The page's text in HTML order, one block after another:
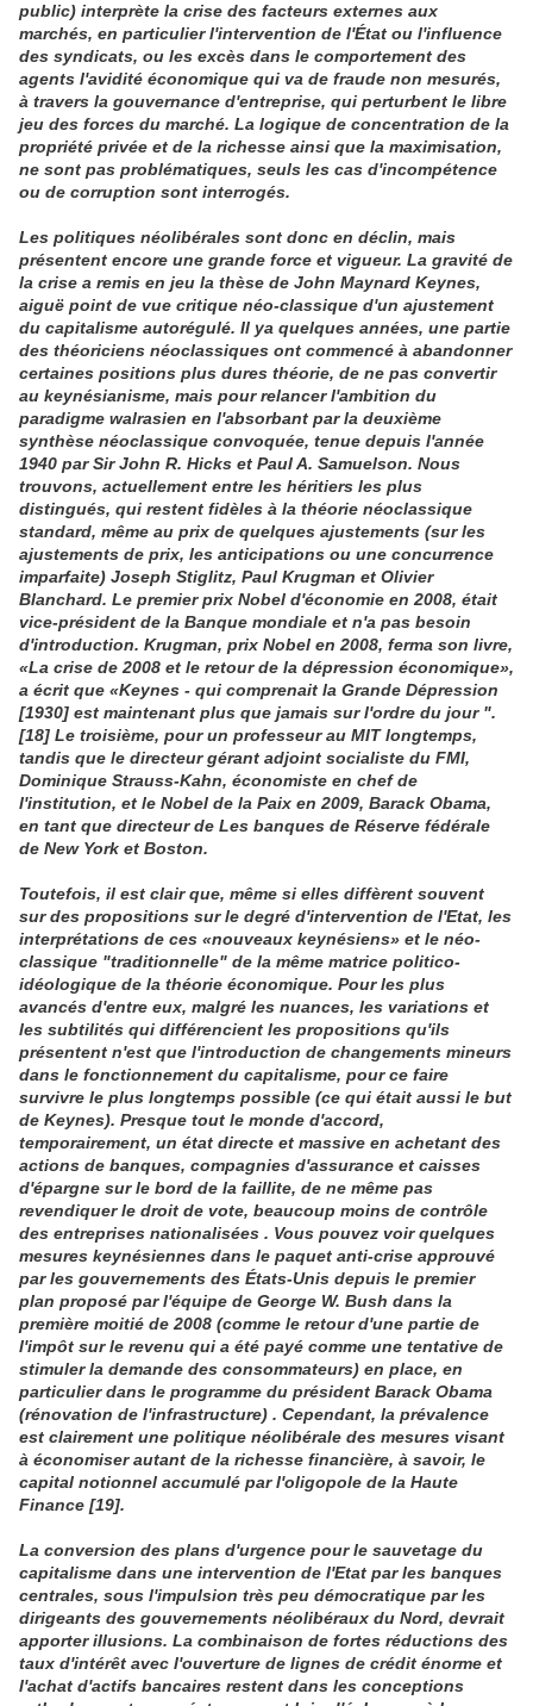
public) interprète la crise des facteurs externes aux
marchés, en particulier l'intervention de l'État ou l'influence
des syndicats, ou les excès dans le comportement des
agents l'avidité économique qui va de fraude non mesurés,
à travers la gouvernance d'entreprise, qui perturbent le libre
jeu des forces du marché. La logique de concentration de la
propriété privée et de la richesse ainsi que la maximisation,
ne sont pas problématiques, seuls les cas d'incompétence
ou de corruption sont interrogés.
Les politiques néolibérales sont donc en déclin, mais
présentent encore une grande force et vigueur. La gravité de
la crise a remis en jeu la thèse de John Maynard Keynes,
aiguë point de vue critique néo-classique d'un ajustement
du capitalisme autorégulé. Il ya quelques années, une partie
des théoriciens néoclassiques ont commencé à abandonner
certaines positions plus dures théorie, de ne pas convertir
au keynésianisme, mais pour relancer l'ambition du
paradigme walrasien en l'absorbant par la deuxième
synthèse néoclassique convoquée, tenue depuis l'année
1940 par Sir John R. Hicks et Paul A. Samuelson. Nous
trouvons, actuellement entre les héritiers les plus
distingués, qui restent fidèles à la théorie néoclassique
standard, même au prix de quelques ajustements (sur les
ajustements de prix, les anticipations ou une concurrence
imparfaite) Joseph Stiglitz, Paul Krugman et Olivier
Blanchard. Le premier prix Nobel d'économie en 2008, était
vice-président de la Banque mondiale et n'a pas besoin
d'introduction. Krugman, prix Nobel en 2008, ferma son livre,
«La crise de 2008 et le retour de la dépression économique»,
a écrit que «Keynes - qui comprenait la Grande Dépression
[1930] est maintenant plus que jamais sur l'ordre du jour ".
[18] Le troisième, pour un professeur au MIT longtemps,
tandis que le directeur gérant adjoint socialiste du FMI,
Dominique Strauss-Kahn, économiste en chef de
l'institution, et le Nobel de la Paix en 2009, Barack Obama,
en tant que directeur de Les banques de Réserve fédérale
de New York et Boston.
Toutefois, il est clair que, même si elles diffèrent souvent
sur des propositions sur le degré d'intervention de l'Etat, les
interprétations de ces «nouveaux keynésiens» et le néo-
classique "traditionnelle" de la même matrice politico-
idéologique de la théorie économique. Pour les plus
avancés d'entre eux, malgré les nuances, les variations et
les subtilités qui différencient les propositions qu'ils
présentent n'est que l'introduction de changements mineurs
dans le fonctionnement du capitalisme, pour ce faire
survivre le plus longtemps possible (ce qui était aussi le but
de Keynes). Presque tout le monde d'accord,
temporairement, un état directe et massive en achetant des
actions de banques, compagnies d'assurance et caisses
d'épargne sur le bord de la faillite, de ne même pas
revendiquer le droit de vote, beaucoup moins de contrôle
des entreprises nationalisées . Vous pouvez voir quelques
mesures keynésiennes dans le paquet anti-crise approuvé
par les gouvernements des États-Unis depuis le premier
plan proposé par l'équipe de George W. Bush dans la
première moitié de 2008 (comme le retour d'une partie de
l'impôt sur le revenu qui a été payé comme une tentative de
stimuler la demande des consommateurs) en place, en
particulier dans le programme du président Barack Obama
(rénovation de l'infrastructure) . Cependant, la prévalence
est clairement une politique néolibérale des mesures visant
à économiser autant de la richesse financière, à savoir, le
capital notionnel accumulé par l'oligopole de la Haute
Finance [19].
La conversion des plans d'urgence pour le sauvetage du
capitalisme dans une intervention de l'Etat par les banques
centrales, sous l'impulsion très peu démocratique par les
dirigeants des gouvernements néolibéraux du Nord, devrait
apporter illusions. La combinaison de fortes réductions des
taux d'intérêt avec l'ouverture de lignes de crédit énorme et
l'achat d'actifs bancaires restent dans les conceptions